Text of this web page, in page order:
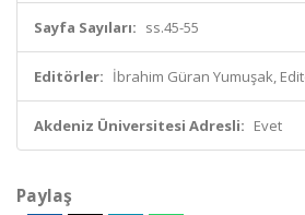
Sayfa Sayıları: ss.45-55
Editörler: İbrahim Güran Yumuşak,
Akdeniz Üniversitesi Adresli: Evet
Paylaş